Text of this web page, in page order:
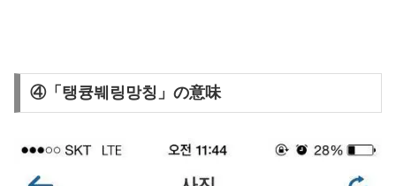
④「탱큥붸링망칭」の意味